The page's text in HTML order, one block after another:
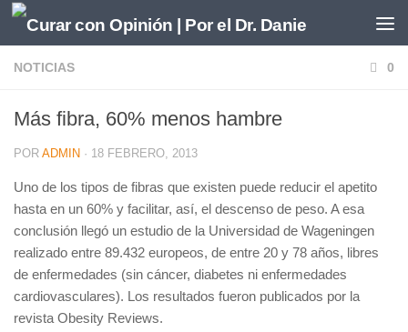
Saltar al contenido
NOTICIAS 0
Más fibra, 60% menos hambre
POR ADMIN · 18 FEBRERO, 2013
Uno de los tipos de fibras que existen puede reducir el apetito
hasta en un 60% y facilitar, así, el descenso de peso. A esa
conclusión llegó un estudio de la Universidad de Wageningen
realizado entre 89.432 europeos, de entre 20 y 78 años, libres
de enfermedades (sin cáncer, diabetes ni enfermedades
cardiovasculares). Los resultados fueron publicados por la
revista Obesity Reviews.